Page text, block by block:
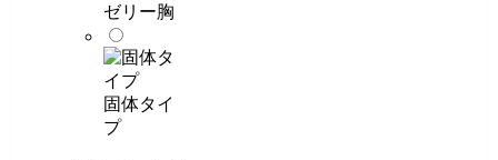
ゼリー胸
固体タイ
プ